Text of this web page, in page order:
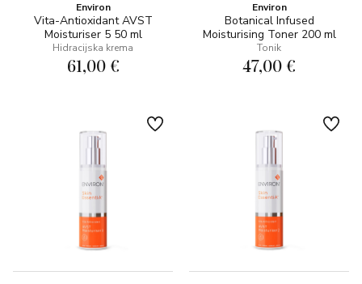
Environ
Vita-Antioxidant AVST
Moisturiser 5 50 ml
Hidracijska krema
61,00 €
Environ
Botanical Infused
Moisturising Toner 200 ml
Tonik
47,00 €